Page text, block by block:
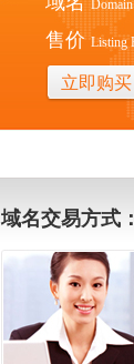
售价 Listing
立即购买
域名交易方式：